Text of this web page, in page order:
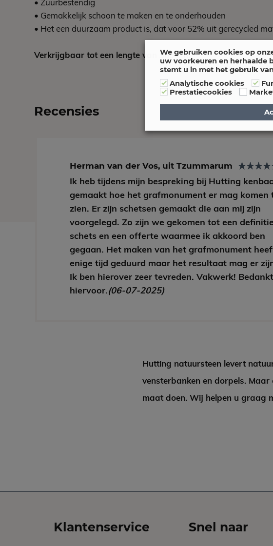
• Zuurbestendig
• Gemakkelijk schoon te maken en te onderhouden
• Het een duurzaam product is, dat voor 52% uit gerecycled
Verkrijgbaar tot een lengte van 365 cm!
Recensies
Herman van der Vos, uit Tzummarum
Ik heb tijdens mijn bespreking bij Hutting
gemaakt hoe het grafmonument er mag komen
zien. Er zijn schetsen gemaakt die aan mij zijn
voorgelegd. Zo zijn we gekomen tot een
schets en een offerte waarmee ik akkoord ben
gegaan. Het maken van het grafmonument
enige tijd geduurd maar het resultaat mag er
Ik ben hierover zeer tevreden. Vakwerk! Bedankt
hiervoor.(06-07-2025)
Hutting natuursteen levert
vensterbanken en dorpels.
maat doen. Wij helpen u graag
Klantenservice Snel naar
We gebruiken cookies op
uw voorkeuren en herhaalde
stemt u in met het gebruik
Analytische cookies
Prestatiecookies